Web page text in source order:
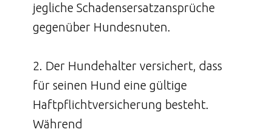
jegliche Schadensersatzansprüche
gegenüber Hundesnuten.
2. Der Hundehalter versichert, dass
für seinen Hund eine gültige
Haftpflichtversicherung besteht.
Während